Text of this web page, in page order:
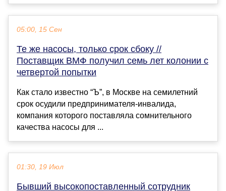
05:00, 15 Сен
Те же насосы, только срок сбоку //
Поставщик ВМФ получил семь лет колонии с
четвертой попытки
Как стало известно “Ъ”, в Москве на семилетний
срок осудили предпринимателя-инвалида,
компания которого поставляла сомнительного
качества насосы для ...
01:30, 19 Июл
Бывший высокопоставленный сотрудник